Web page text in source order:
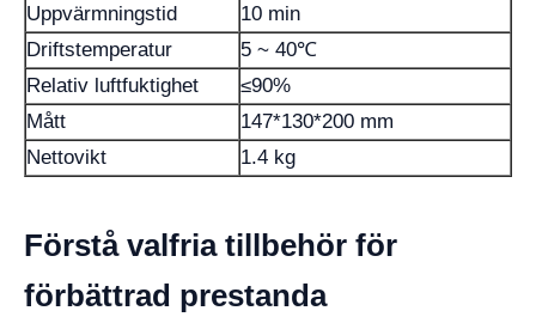
Uppvärmningstid
10 min
Driftstemperatur
5 ~ 40℃
Relativ luftfuktighet
≤90%
Mått
147*130*200 mm
Nettovikt
1.4 kg
Förstå valfria tillbehör för
förbättrad prestanda